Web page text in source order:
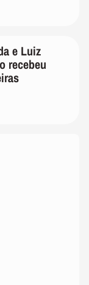
e Luiz
recebeu